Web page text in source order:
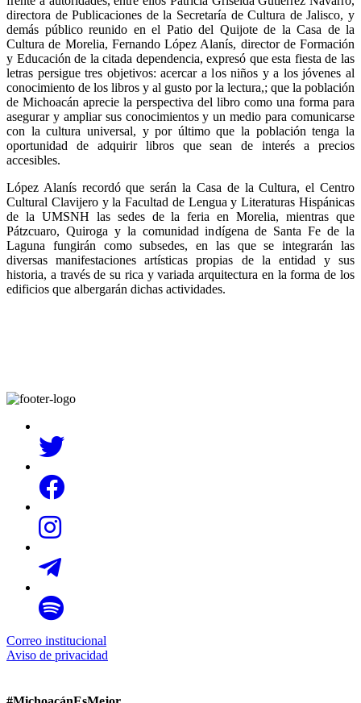
directora de Publicaciones de la Secretaría de Cultura de Jalisco, y
demás público reunido en el Patio del Quijote de la Casa de la
Cultura de Morelia, Fernando López Alanís, director de Formación
y Educación de la citada dependencia, expresó que esta fiesta de las
letras persigue tres objetivos: acercar a los niños y a los jóvenes al
conocimiento de los libros y al gusto por la lectura,; que la población
de Michoacán aprecie la perspectiva del libro como una forma para
asegurar y ampliar sus conocimientos y un medio para comunicarse
con la cultura universal, y por último que la población tenga la
oportunidad de adquirir libros que sean de interés a precios
accesibles.
López Alanís recordó que serán la Casa de la Cultura, el Centro
Cultural Clavijero y la Facultad de Lengua y Literaturas Hispánicas
de la UMSNH las sedes de la feria en Morelia, mientras que
Pátzcuaro, Quiroga y la comunidad indígena de Santa Fe de la
Laguna fungirán como subsedes, en las que se integrarán las
diversas manifestaciones artísticas propias de la entidad y sus
historia, a través de su rica y variada arquitectura en la forma de los
edificios que albergarán dichas actividades.
Correo institucional
Aviso de privacidad